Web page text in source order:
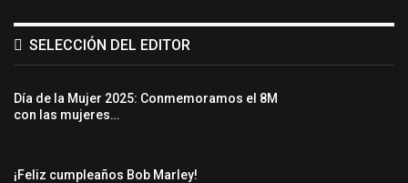
SELECCIÓN DEL EDITOR
Día de la Mujer 2025: Conmemoramos el 8M
con las mujeres…
¡Feliz cumpleaños Bob Marley!